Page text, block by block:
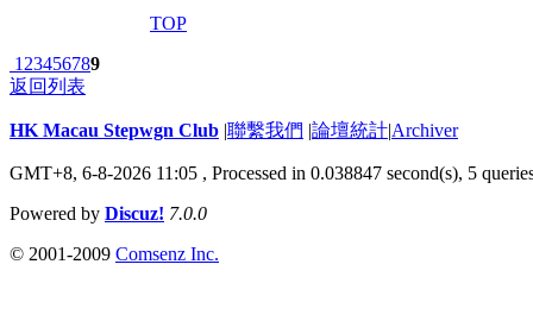
TOP
1 23456789
返回列表
HK Macau Stepwgn Club |聯繫我們 |論壇統計|Archiver
GMT+8, 6-8-2026 11:05 , Processed in 0.038847 second(s), 5
Powered by Discuz! 7.0.0
© 2001-2009 Comsenz Inc.